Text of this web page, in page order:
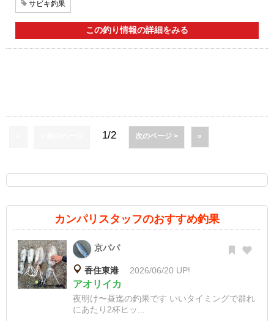
サビキ釣果
この釣り情報の詳細をみる
1/2 次のページ > »
カンパリスタッフのおすすめ釣果
京パパ
香住東港 2026/06/20 UP!
アオリイカ
夜明け〜昼迄の釣果です いいタイミングで群れ
にあたり2杯ヒッ...